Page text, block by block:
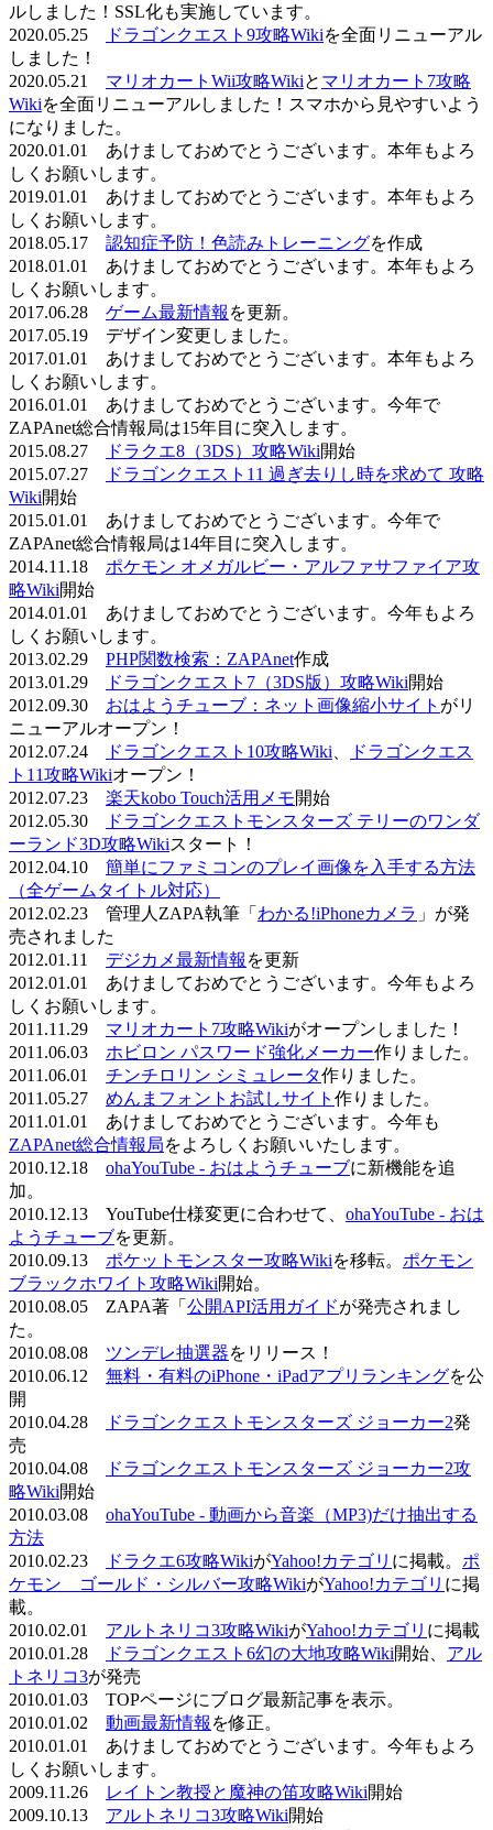
ルしました！SSL化も実施しています。
2020.05.25
ドラゴンクエスト9攻略Wikiを全面リニューアル
しました！
2020.05.21 マリオカートWii攻略Wikiと マリオカート7攻略
Wikiを全面リニューアルしました！スマホから見やすいよう
になりました。
2020.01.01 あけましておめでとうございます。本年もよろ
しくお願いします。
2019.01.01 あけましておめでとうございます。本年もよろ
しくお願いします。
2018.05.17 認知症予防！色読みトレーニングを作成
2018.01.01 あけましておめでとうございます。本年もよろ
しくお願いします。
2017.06.28 ゲーム最新情報 を更新。
2017.05.19 デザイン変更しました。
2017.01.01 あけましておめでとうございます。本年もよろ
しくお願いします。
2016.01.01 あけましておめでとうございます。今年で
ZAPAnet総合情報局は15年目に突入します。
2015.08.27
ドラクエ8（3DS）攻略Wiki開始
2015.07.27
ドラゴンクエスト11 過ぎ去りし時を求めて 攻略
Wiki開始
2015.01.01 あけましておめでとうございます。今年で
ZAPAnet総合情報局は14年目に突入します。
2014.11.18 ポケモン オメガルビー・アルファサファイア攻
略Wiki開始
2014.01.01 あけましておめでとうございます。今年もよろ
しくお願いします。
2013.02.29 PHP関数検索：ZAPAnet作成
2013.01.29
ドラゴンクエスト7（3DS版）攻略Wiki開始
2012.09.30 おはようチューブ：ネット画像縮小サイト がリ
ニューアルオープン！
2012.07.24
ドラゴンクエスト10攻略Wiki
ドラゴンクエス
ト11攻略Wikiオープン！
2012.07.23 楽天kobo Touch活用メモ開始
2012.05.30
ドラゴンクエストモンスターズ テリーのワンダ
ーランド3D攻略Wikiスタート！
2012.04.10 簡単にファミコンのプレイ画像を入手する方法
（全ゲームタイトル対応）
2012.02.23 管理人ZAPA執筆「 わかる!iPhoneカメラ 」が発
売されました
2012.01.11 デジカメ最新情報 を更新
2012.01.01 あけましておめでとうございます。今年もよろ
しくお願いします。
2011.11.29 マリオカート7攻略Wikiがオープンしました！
2011.06.03 ホビロン パスワード強化メーカー作りました。
2011.06.01 チンチロリン シミュレータ作りました。
2011.05.27 めんまフォントお試しサイト 作りました。
2011.01.01 あけましておめでとうございます。今年も
ZAPAnet総合情報局をよろしくお願いいたします。
2010.12.18 ohaYouTube - おはようチューブに新機能を追
加。
2010.12.13 YouTube仕様変更に合わせて、 ohaYouTube - おは
ようチューブを更新。
2010.09.13 ポケットモンスター攻略Wikiを移転。 ポケモン
ブラックホワイト攻略Wiki開始。
2010.08.05 ZAPA著「 公開API活用ガイドが発売されまし
た。
2010.08.08 ツンデレ抽選器をリリース！
2010.06.12 無料・有料のiPhone・iPadアプリランキングを公
開
2010.04.28
ドラゴンクエストモンスターズ ジョーカー2発
売
2010.04.08
ドラゴンクエストモンスターズ ジョーカー2攻
略Wiki開始
2010.03.08 ohaYouTube - 動画から音楽（MP3)だけ抽出する
方法
2010.02.23
ドラクエ6攻略WikiがYahoo!カテゴリ に掲載。 ポ
ケモン ゴールド・シルバー攻略WikiがYahoo!カテゴリ に掲
載。
2010.02.01 アルトネリコ3攻略WikiがYahoo!カテゴリ に掲載
2010.01.28
ドラゴンクエスト6幻の大地攻略Wiki開始、 アル
トネリコ3が発売
2010.01.03 TOPページにブログ最新記事を表示。
2010.01.02 動画最新情報 を修正。
2010.01.01 あけましておめでとうございます。今年もよろ
しくお願いします。
2009.11.26
レイトン教授と魔神の笛攻略Wiki開始
2009.10.13 アルトネリコ3攻略Wiki開始